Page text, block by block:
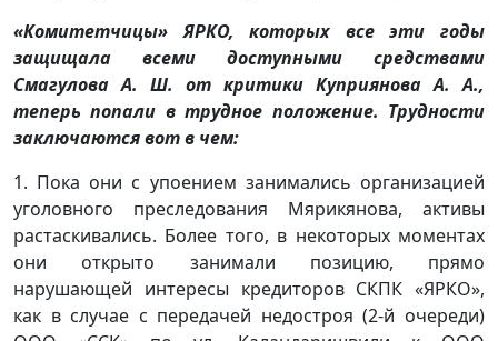
«Комитетчицы» ЯРКО, которых все эти годы
защищала всеми доступными средствами
Смагулова А. Ш. от критики Куприянова А. А.,
теперь попали в трудное положение. Трудности
заключаются вот в чем:
1. Пока они с упоением занимались организацией
уголовного преследования Мярикянова, активы
растаскивались. Более того, в некоторых моментах
они открыто занимали позицию, прямо
нарушающей интересы кредиторов СКПК «ЯРКО»,
как в случае с передачей недостроя (2-й очереди)